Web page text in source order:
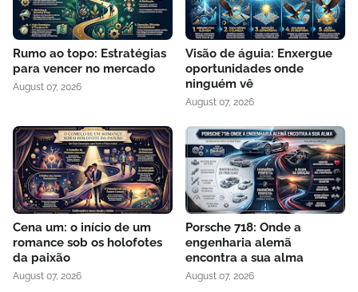
Rumo ao topo: Estratégias
para vencer no mercado
August 07, 2026
Visão de águia: Enxergue
oportunidades onde
ninguém vê
August 07, 2026
Cena um: o início de um
romance sob os holofotes
da paixão
August 07, 2026
Porsche 718: Onde a
engenharia alemã
encontra a sua alma
August 07, 2026